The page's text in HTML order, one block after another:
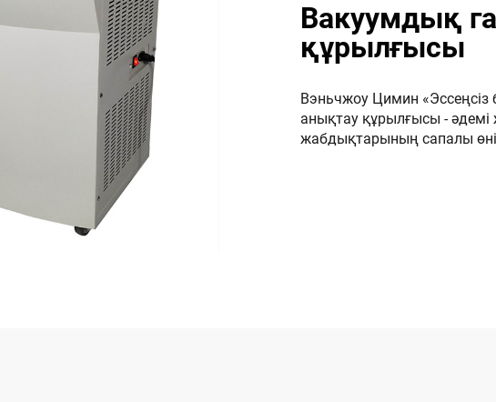
Вакуумдық
құрылғысы
Вэньчжоу Цимин
анықтау құрылғысы -
жабдықтарының сапалы